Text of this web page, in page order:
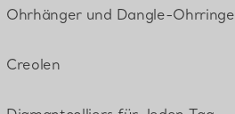
Ohrhänger und Dangle-Ohrringe
Creolen